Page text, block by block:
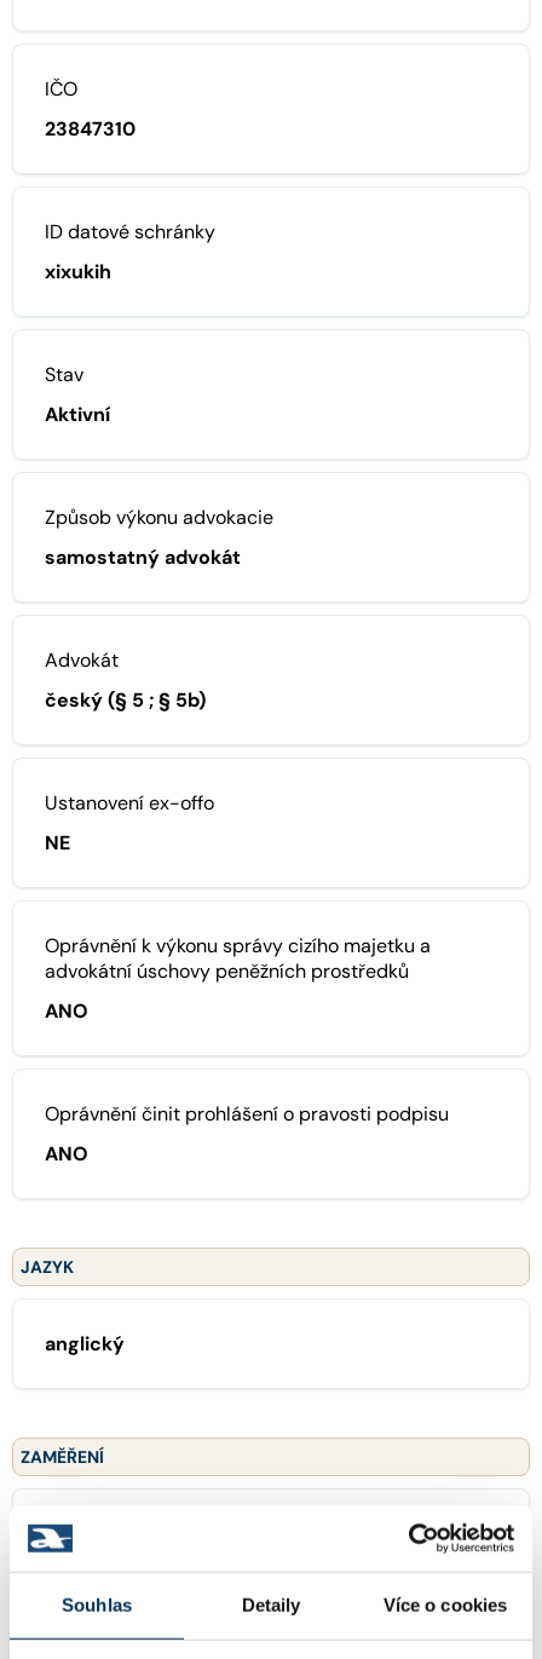
Souhlas Detaily Více o cookies
IČO
23847310
ID datové schránky
xixukih
Stav
Aktivní
Způsob výkonu advokacie
samostatný advokát
Advokát
český (§ 5 ; § 5b)
Ustanovení ex-offo
NE
Oprávnění k výkonu správy cizího majetku a
advokátní úschovy peněžních prostředků
ANO
Oprávnění činit prohlášení o pravosti podpisu
ANO
JAZYK
anglický
ZAMĚŘENÍ
16 obchodní právo
20 licenční smlouvy, franchising